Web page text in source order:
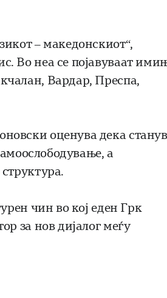
– македонскиот“,
Во неа се појавуваат
Вардар, Преспа,
оценува дека
а
чин во кој еден Грк
за нов дијалог меѓу